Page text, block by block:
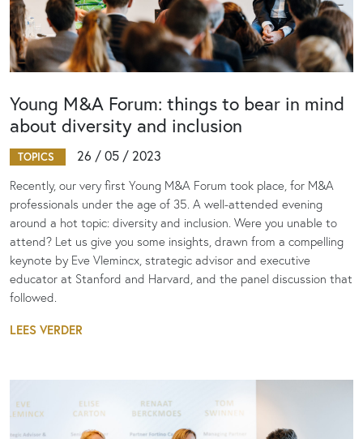
Young M&A Forum: things to bear in mind
about diversity and inclusion
TOPICS 26 / 05 / 2023
Recently, our very first Young M&A Forum took place, for M&A
professionals under the age of 35. A well-attended evening
around a hot topic: diversity and inclusion. Were you unable to
attend? Let us give you some insights, drawn from a compelling
keynote by Eve Vlemincx, strategic advisor and executive
educator at Stanford and Harvard, and the panel discussion that
followed.
LEES VERDER